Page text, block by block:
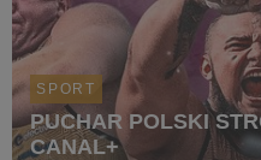
SPORT
PUCHAR POLSKI
CANAL+